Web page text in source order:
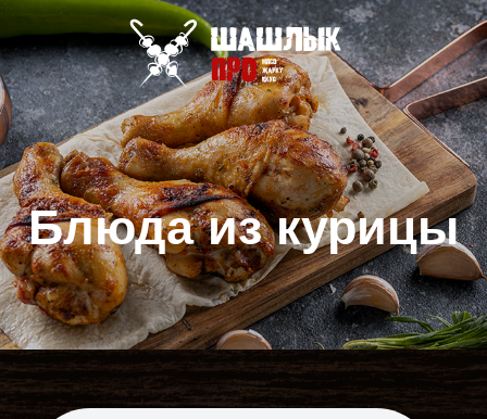
Блюда из курицы
Шашлык про
©все права защищены
Рейтинг организации